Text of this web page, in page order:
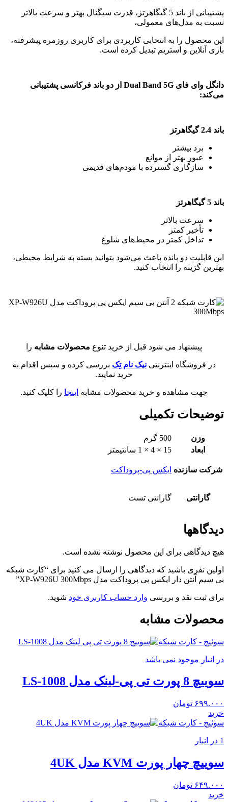
پشتیبانی از باند 5 گیگاهرتز، قدرت سیگنال بهتر و سرعت بالاتر
نسبت به مدل‌های معمولی،
این محصول را به انتخابی کاربردی برای کاربری روزمره پیشرفته،
بازی آنلاین و استریم تبدیل کرده است.
دانگل وای فای Dual Band 5G از دو باند فرکانسی پشتیبانی
می‌کند:
باند 2.4 گیگاهرتز
برد بیشتر
عبور بهتر از موانع
سازگاری گسترده با مودم‌های قدیمی
باند 5 گیگاهرتز
سرعت بالاتر
تأخیر کمتر
تداخل کمتر در محیط‌های شلوغ
این قابلیت دو بانده باعث می‌شود بتوانید بسته به شرایط محیطی،
بهترین گزینه را انتخاب کنید.
پیشنهاد می شود قبل از خرید تنوع محصولات مشابه را
در فروشگاه اینترنتی نیک نام تِک بررسی کرده و سپس اقدام به
خرید نمایید.
جهت مشاهده و خرید محصولات مشابه اینجا را کلیک کنید.
توضیحات تکمیلی
وزن
500 گرم
ابعاد
15 × 4 × 1 سانتیمتر
شرکت سازنده ایکس پی-پروداکت
گارانتی گارانتی تست
دیدگاهها
هیچ دیدگاهی برای این محصول نوشته نشده است.
اولین نفری باشید که دیدگاهی را ارسال می کنید برای “کارت شبکه
بی سیم آنتن دار ایکس پی پروداکت مدل XP-W926U 300Mbps”
برای ثبت نقد و بررسی وارد حساب کاربری خود شوید.
محصولات مشابه
سوئیچ - کارت شبکه
در انبار موجود نمی باشد
سوییچ 8 پورت تی پی-لینک مدل LS-1008
۶۹۹.۰۰۰ تومان
خرید
سوئیچ - کارت شبکه
1 در انبار
سوییچ چهار پورت KVM مدل 4UK
۶۴۹.۰۰۰ تومان
خرید